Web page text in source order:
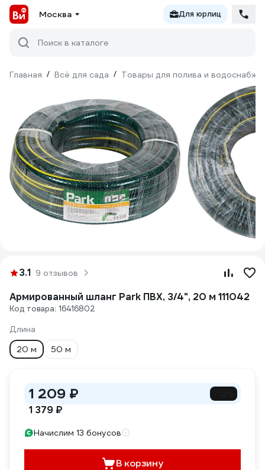
Москва Для юрлиц
Поиск в каталоге
Главная / Всё для сада / Товары для полива и
3.1 9 отзывов
Армированный шланг Park ПВХ, 3/4", 20 м 111042
Код товара: 16416802
Длина
20 м
50 м
1 209 ₽
1 379 ₽
Начислим 13 бонусов
В корзину